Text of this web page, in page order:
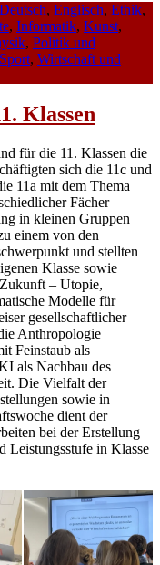
Deutsch, Englisch, Ethik,
, Informatik, Kunst,
, Politik und
Sport, Wirtschaft und
Klassen
für die 11. Klassen die
sich die 11c und
11a mit dem Thema
Fächer
in kleinen Gruppen
einem von den
und stellten
Klasse sowie
– Utopie,
Modelle für
gesellschaftlicher
Anthropologie
Feinstaub als
als Nachbau des
Die Vielfalt der
sowie in
dient der
bei der Erstellung
Leistungsstufe in Klasse